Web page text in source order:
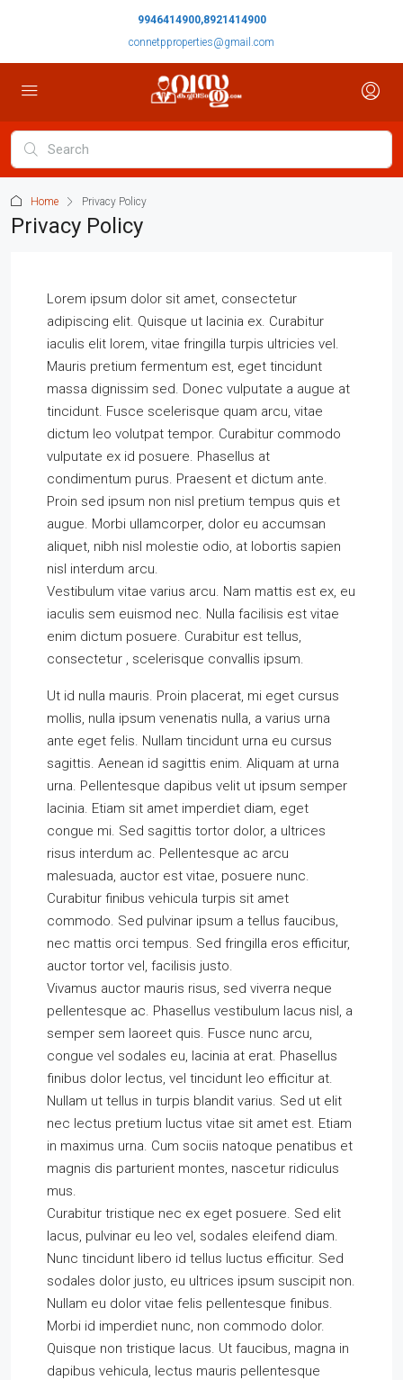
9946414900,8921414900
connetpproperties@gmail.com
Home Privacy Policy
Privacy Policy
Lorem ipsum dolor sit amet, consectetur
adipiscing elit. Quisque ut lacinia ex. Curabitur
iaculis elit lorem, vitae fringilla turpis ultricies vel.
Mauris pretium fermentum est, eget tincidunt
massa dignissim sed. Donec vulputate a augue at
tincidunt. Fusce scelerisque quam arcu, vitae
dictum leo volutpat tempor. Curabitur commodo
vulputate ex id posuere. Phasellus at
condimentum purus. Praesent et dictum ante.
Proin sed ipsum non nisl pretium tempus quis et
augue. Morbi ullamcorper, dolor eu accumsan
aliquet, nibh nisl molestie odio, at lobortis sapien
nisl interdum arcu.
Vestibulum vitae varius arcu. Nam mattis est ex, eu
iaculis sem euismod nec. Nulla facilisis est vitae
enim dictum posuere. Curabitur est tellus,
consectetur , scelerisque convallis ipsum.
Ut id nulla mauris. Proin placerat, mi eget cursus
mollis, nulla ipsum venenatis nulla, a varius urna
ante eget felis. Nullam tincidunt urna eu cursus
sagittis. Aenean id sagittis enim. Aliquam at urna
urna. Pellentesque dapibus velit ut ipsum semper
lacinia. Etiam sit amet imperdiet diam, eget
congue mi. Sed sagittis tortor dolor, a ultrices
risus interdum ac. Pellentesque ac arcu
malesuada, auctor est vitae, posuere nunc.
Curabitur finibus vehicula turpis sit amet
commodo. Sed pulvinar ipsum a tellus faucibus,
nec mattis orci tempus. Sed fringilla eros efficitur,
auctor tortor vel, facilisis justo.
Vivamus auctor mauris risus, sed viverra neque
pellentesque ac. Phasellus vestibulum lacus nisl, a
semper sem laoreet quis. Fusce nunc arcu,
congue vel sodales eu, lacinia at erat. Phasellus
finibus dolor lectus, vel tincidunt leo efficitur at.
Nullam ut tellus in turpis blandit varius. Sed ut elit
nec lectus pretium luctus vitae sit amet est. Etiam
in maximus urna. Cum sociis natoque penatibus et
magnis dis parturient montes, nascetur ridiculus
mus.
Curabitur tristique nec ex eget posuere. Sed elit
lacus, pulvinar eu leo vel, sodales eleifend diam.
Nunc tincidunt libero id tellus luctus efficitur. Sed
sodales dolor justo, eu ultrices ipsum suscipit non.
Nullam eu dolor vitae felis pellentesque finibus.
Morbi id imperdiet nunc, non commodo dolor.
Quisque non tristique lacus. Ut faucibus, magna in
dapibus vehicula, lectus mauris pellentesque